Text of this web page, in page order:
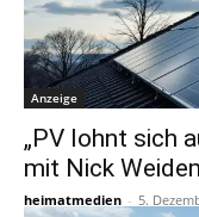
Anzeige
„PV lohnt sich
mit Nick
heimatmedien - 5.